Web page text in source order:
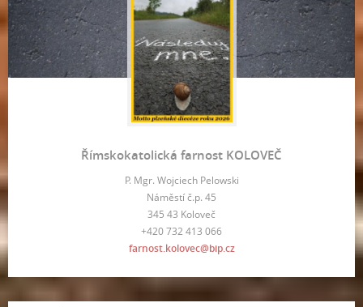
Římskokatolická farnost KOLOVEČ
P. Mgr. Wojciech Pelowski
Náměstí č.p. 45
345 43 Koloveč
+420 732 413 066
farnost.kolovec@bip.cz